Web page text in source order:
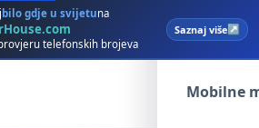
bilo gdje u svijetuna
telefonskih brojeva
Saznaj više
Spam
Mobilne